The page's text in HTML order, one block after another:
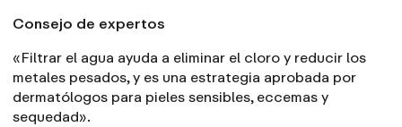
Consejo de expertos
«Filtrar el agua ayuda a eliminar el cloro y reducir los
metales pesados, y es una estrategia aprobada por
dermatólogos para pieles sensibles, eccemas y
sequedad».